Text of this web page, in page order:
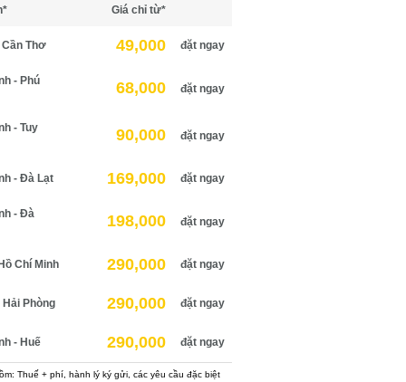
Giá chỉ từ*
Thơ 49,000 đặt ngay
- Phú
68,000 đặt ngay
- Tuy
90,000 đặt ngay
- Đà Lạt 169,000 đặt ngay
- Đà
198,000 đặt ngay
Chí Minh 290,000 đặt ngay
Phòng 290,000 đặt ngay
- Huế 290,000 đặt ngay
Thuế + phí, hành lý ký gửi, các yêu cầu đặc biệt